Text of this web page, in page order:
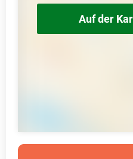
Auf der